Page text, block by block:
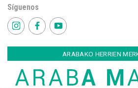
Síguenos
ARABAKO HERRIEN